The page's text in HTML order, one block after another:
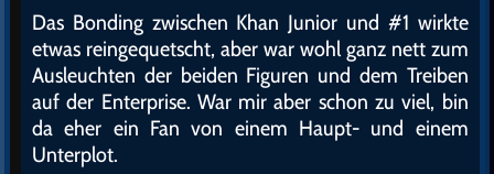
Das Bonding zwischen Khan Junior und #1 wirkte
etwas reingequetscht, aber war wohl ganz nett zum
Ausleuchten der beiden Figuren und dem Treiben
auf der Enterprise. War mir aber schon zu viel, bin
da eher ein Fan von einem Haupt- und einem
Unterplot.